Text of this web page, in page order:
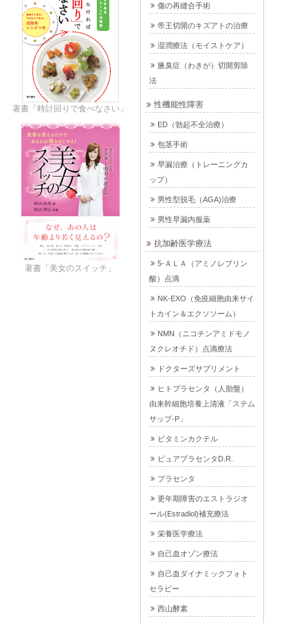
傷の再縫合手術
帝王切開のキズアトの治療
湿潤療法（モイストケア）
腋臭症（わきが）切開剪除
法
性機能性障害
ED（勃起不全治療）
包茎手術
早漏治療（トレーニングカ
ップ）
男性型脱毛（AGA)治療
男性早漏内服薬
抗加齢医学療法
5-ＡＬＡ（アミノレブリン
酸）点滴
NK-EXO（免疫細胞由来サイ
トカイン＆エクソソーム）
NMN（ニコチンアミドモノ
ヌクレオチド）点滴療法
ドクターズサプリメント
ヒトプラセンタ（人胎盤）
由来幹細胞培養上清液「ステム
サップ-P」
ビタミンカクテル
ピュアプラセンタD.R.
プラセンタ
更年期障害のエストラジオ
ール(Estradiol)補充療法
栄養医学療法
自己血オゾン療法
自己血ダイナミックフォト
セラピー
西山酵素
著書「時計回りで食べなさい」
著書「美女のスイッチ」